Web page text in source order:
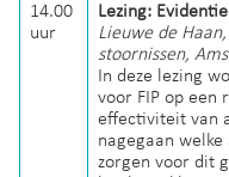
14.00
uur
Lezing:
Lieuwe de
stoornissen,
In deze lezing
voor FIP op een
effectiviteit van
nagegaan
zorgen voor dit